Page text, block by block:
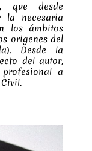
que desde
necesaria
los ámbitos
origenes del
Desde la
del autor,
a